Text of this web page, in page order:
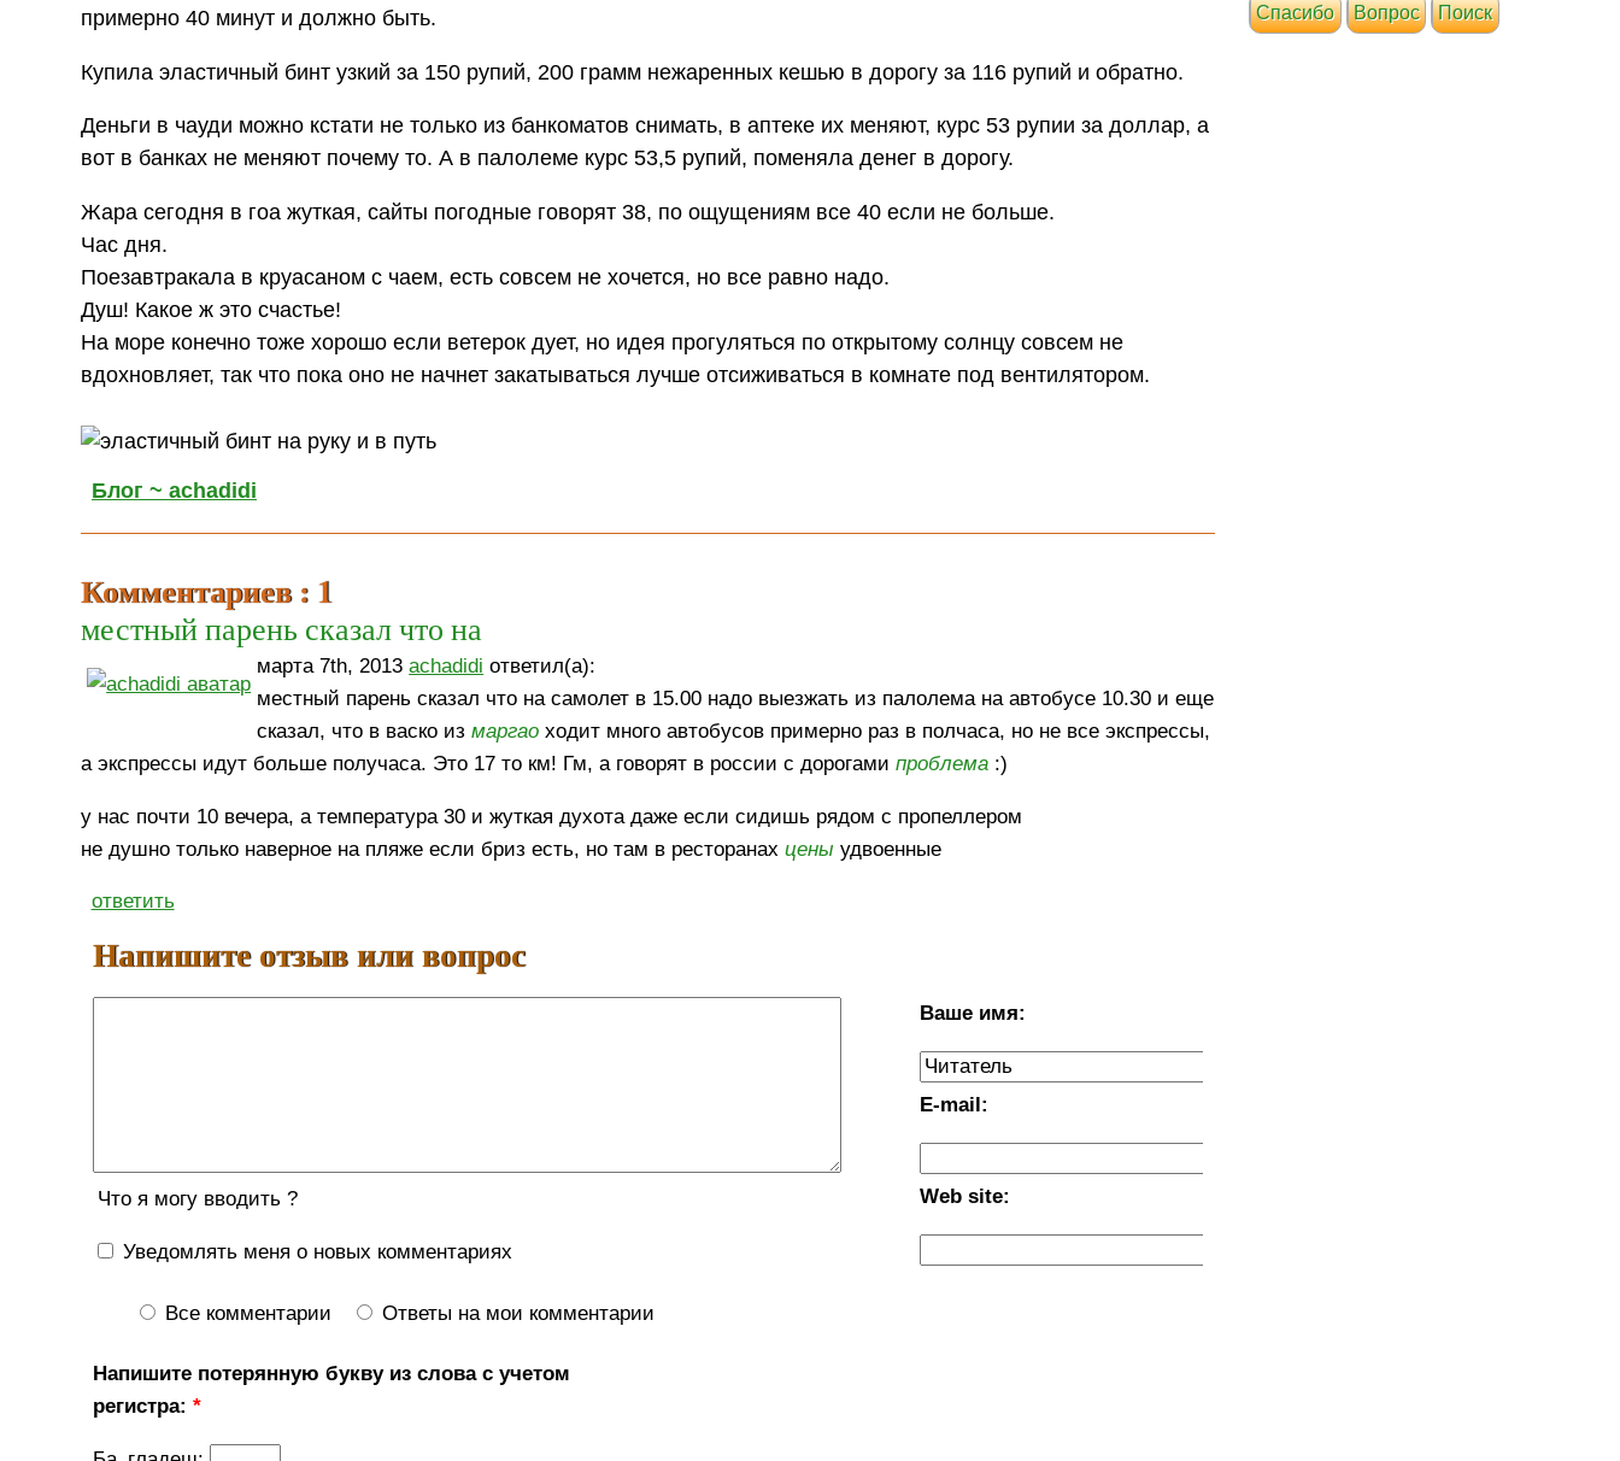
примерно 40 минут и должно быть.
Купила эластичный бинт узкий за 150 рупий, 200 грамм нежаренных кешью в дорогу за 116 рупий и обратно.
Деньги в чауди можно кстати не только из банкоматов снимать, в аптеке их меняют, курс 53 рупии за доллар, а
вот в банках не меняют почему то. А в палолеме курс 53,5 рупий, поменяла денег в дорогу.
Жара сегодня в гоа жуткая, сайты погодные говорят 38, по ощущениям все 40 если не больше.
Час дня.
Поезавтракала в круасаном с чаем, есть совсем не хочется, но все равно надо.
Душ! Какое ж это счастье!
На море конечно тоже хорошо если ветерок дует, но идея прогуляться по открытому солнцу совсем не
вдохновляет, так что пока оно не начнет закатываться лучше отсиживаться в комнате под вентилятором.
Блог ~ achadidi
Комментариев : 1
местный парень сказал что на
марта 7th, 2013achadidi ответил(а):
местный парень сказал что на самолет в 15.00 надо выезжать из палолема на автобусе 10.30 и еще
сказал, что в васко измаргао ходит много автобусов примерно раз в полчаса, но не все экспрессы,
а экспрессы идут больше получаса. Это 17 то км! Гм, а говорят в россии с дорогамипроблема :)
у нас почти 10 вечера, а температура 30 и жуткая духота даже если сидишь рядом с пропеллером
не душно только наверное на пляже если бриз есть, но там в ресторанахцены удвоенные
ответить
Напишите отзыв или вопрос
Ваше имя:
E-mail:
Web site:
Что я могу вводить ?
Уведомлять меня о новых комментариях
Все комментарии Ответы на мои комментарии
Напишите потерянную букву из слова с учетом
регистра:*
Cпасибо Вопрос Поиск